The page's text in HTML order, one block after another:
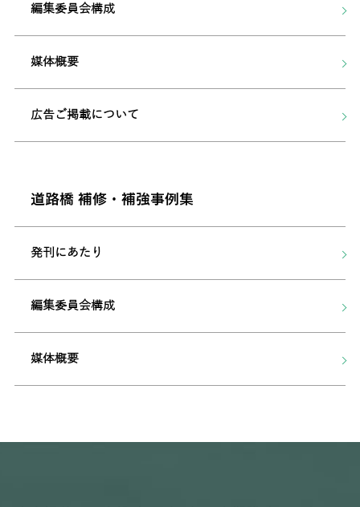
編集委員会構成
媒体概要
広告ご掲載について
道路橋 補修・補強事例集
発刊にあたり
編集委員会構成
媒体概要